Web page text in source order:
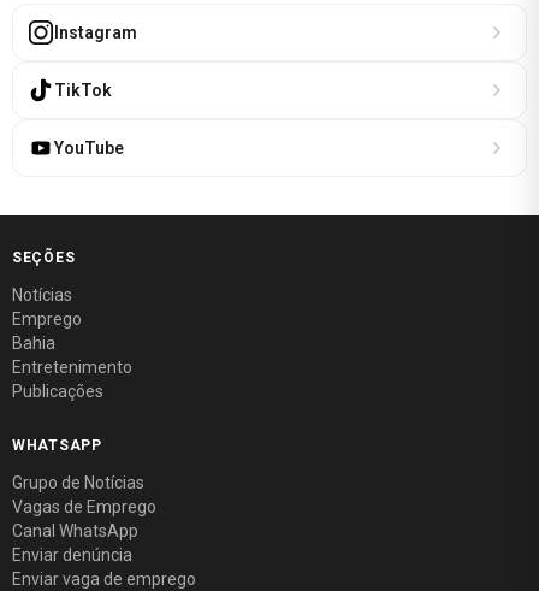
Instagram
TikTok
YouTube
SEÇÕES
Notícias
Emprego
Bahia
Entretenimento
Publicações
WHATSAPP
Grupo de Notícias
Vagas de Emprego
Canal WhatsApp
Enviar denúncia
Enviar vaga de emprego